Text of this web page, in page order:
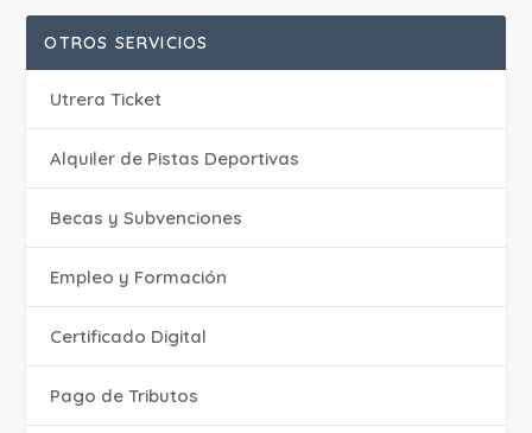
OTROS SERVICIOS
Utrera Ticket
Alquiler de Pistas Deportivas
Becas y Subvenciones
Empleo y Formación
Certificado Digital
Pago de Tributos